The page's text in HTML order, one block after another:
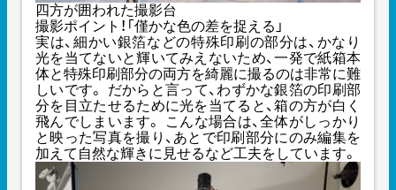
四方が囲われた撮影台
撮影ポイント！「僅かな色の差を捉える」
実は、細かい銀箔などの特殊印刷の部分は、かなり
光を当てないと輝いてみえないため、一発で紙箱本
体と特殊印刷部分の両方を綺麗に撮るのは非常に難
しいです。 だからと言って、わずかな銀箔の印刷部
分を目立たせるために光を当てると、箱の方が白く
飛んでしまいます。 こんな場合は、全体がしっかり
と映った写真を撮り、あとで印刷部分にのみ編集を
加えて自然な輝きに見せるなど工夫をしています。